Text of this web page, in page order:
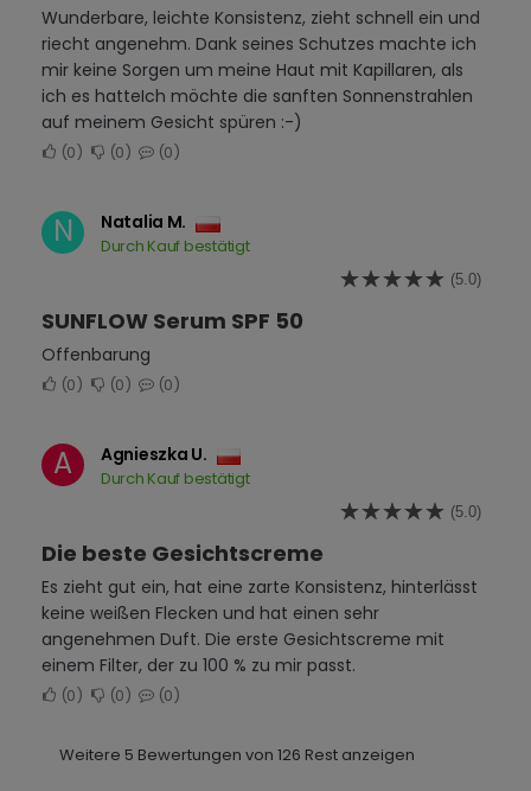
Wunderbare, leichte Konsistenz, zieht schnell ein und
riecht angenehm. Dank seines Schutzes machte ich
mir keine Sorgen um meine Haut mit Kapillaren, als
ich es hatteIch möchte die sanften Sonnenstrahlen
auf meinem Gesicht spüren :-)
0 0 0
N Natalia M.
Durch Kauf bestätigt
(5.0)
SUNFLOW Serum SPF 50
Offenbarung
0 0 0
A Agnieszka U.
Durch Kauf bestätigt
(5.0)
Die beste Gesichtscreme
Es zieht gut ein, hat eine zarte Konsistenz, hinterlässt
keine weißen Flecken und hat einen sehr
angenehmen Duft. Die erste Gesichtscreme mit
einem Filter, der zu 100 % zu mir passt.
0 0 0
Weitere 5 Bewertungen von 126 Rest anzeigen